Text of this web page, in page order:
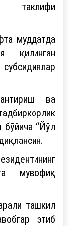
таклифи
муддатда
қилинган
ва
бўйича “Йўл
мувофиқ
ташкил
этиб